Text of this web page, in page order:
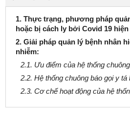
1. Thực trạng, phương pháp
hoặc bị cách ly bởi Covid 19 hiện
2. Giải pháp quản lý bệnh nhân
nhiễm:
2.1. Ưu điểm của hệ thống
2.2. Hệ thống chuông báo gọi y tá
2.3. Cơ chế hoạt động của hệ